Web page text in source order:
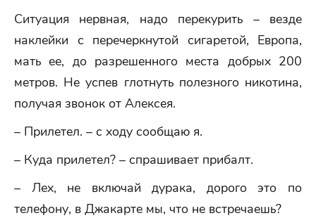
Ситуация нервная, надо перекурить – везде
наклейки с перечеркнутой сигаретой, Европа,
мать ее, до разрешенного места добрых 200
метров. Не успев глотнуть полезного никотина,
получая звонок от Алексея.
– Прилетел. – с ходу сообщаю я.
– Куда прилетел? – спрашивает прибалт.
– Лех, не включай дурака, дорого это по
телефону, в Джакарте мы, что не встречаешь?